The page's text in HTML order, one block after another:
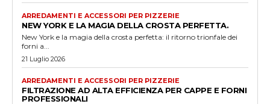
ARREDAMENTI E ACCESSORI PER PIZZERIE
NEW YORK E LA MAGIA DELLA CROSTA PERFETTA.
New York e la magia della crosta perfetta: il ritorno trionfale dei
forni a...
21 Luglio 2026
ARREDAMENTI E ACCESSORI PER PIZZERIE
FILTRAZIONE AD ALTA EFFICIENZA PER CAPPE E FORNI
PROFESSIONALI